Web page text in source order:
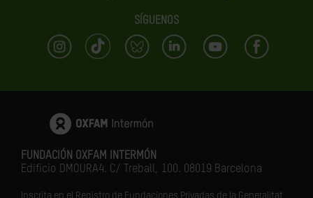
SÍGUENOS
FUNDACIÓN OXFAM INTERMÓN
Edificio DMOURA4. C/ Treball, 100. 08019 Barcelona
Inscrita en el Registro de Fundaciones Privadas de la Generalitat